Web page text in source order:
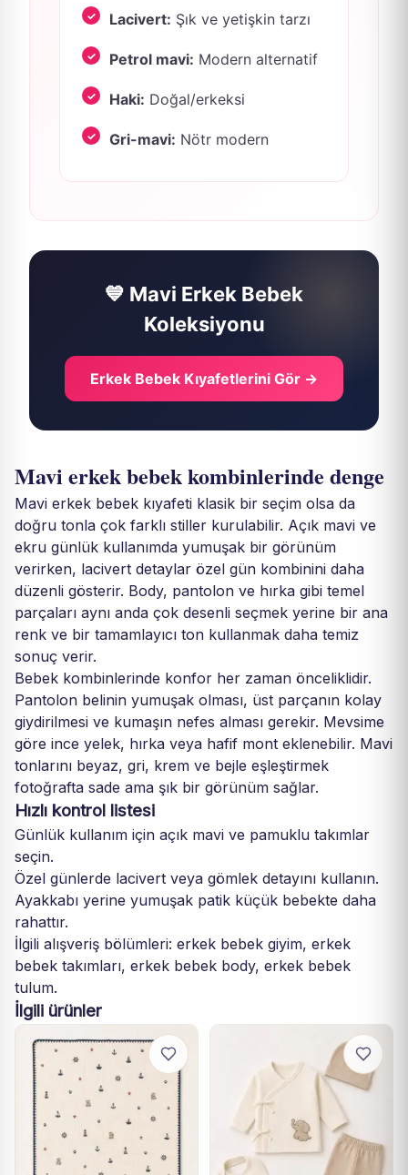
Lacivert: Şık ve yetişkin tarzı
Petrol mavi: Modern alternatif
Haki: Doğal/erkeksi
Gri-mavi: Nötr modern
💙 Mavi Erkek Bebek
Koleksiyonu
Erkek Bebek Kıyafetlerini Gör →
Mavi erkek bebek kombinlerinde denge
Mavi erkek bebek kıyafeti klasik bir seçim olsa da
doğru tonla çok farklı stiller kurulabilir. Açık mavi ve
ekru günlük kullanımda yumuşak bir görünüm
verirken, lacivert detaylar özel gün kombinini daha
düzenli gösterir. Body, pantolon ve hırka gibi temel
parçaları aynı anda çok desenli seçmek yerine bir ana
renk ve bir tamamlayıcı ton kullanmak daha temiz
sonuç verir.
Bebek kombinlerinde konfor her zaman önceliklidir.
Pantolon belinin yumuşak olması, üst parçanın kolay
giydirilmesi ve kumaşın nefes alması gerekir. Mevsime
göre ince yelek, hırka veya hafif mont eklenebilir. Mavi
tonlarını beyaz, gri, krem ve bejle eşleştirmek
fotoğrafta sade ama şık bir görünüm sağlar.
Hızlı kontrol listesi
Günlük kullanım için açık mavi ve pamuklu takımlar
seçin.
Özel günlerde lacivert veya gömlek detayını kullanın.
Ayakkabı yerine yumuşak patik küçük bebekte daha
rahattır.
İlgili alışveriş bölümleri: erkek bebek giyim, erkek
bebek takımları, erkek bebek body, erkek bebek
tulum.
İlgili ürünler